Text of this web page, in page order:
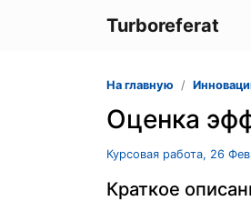
Turboreferat
На главную
Оценка
Курсовая работа, 26
Краткое